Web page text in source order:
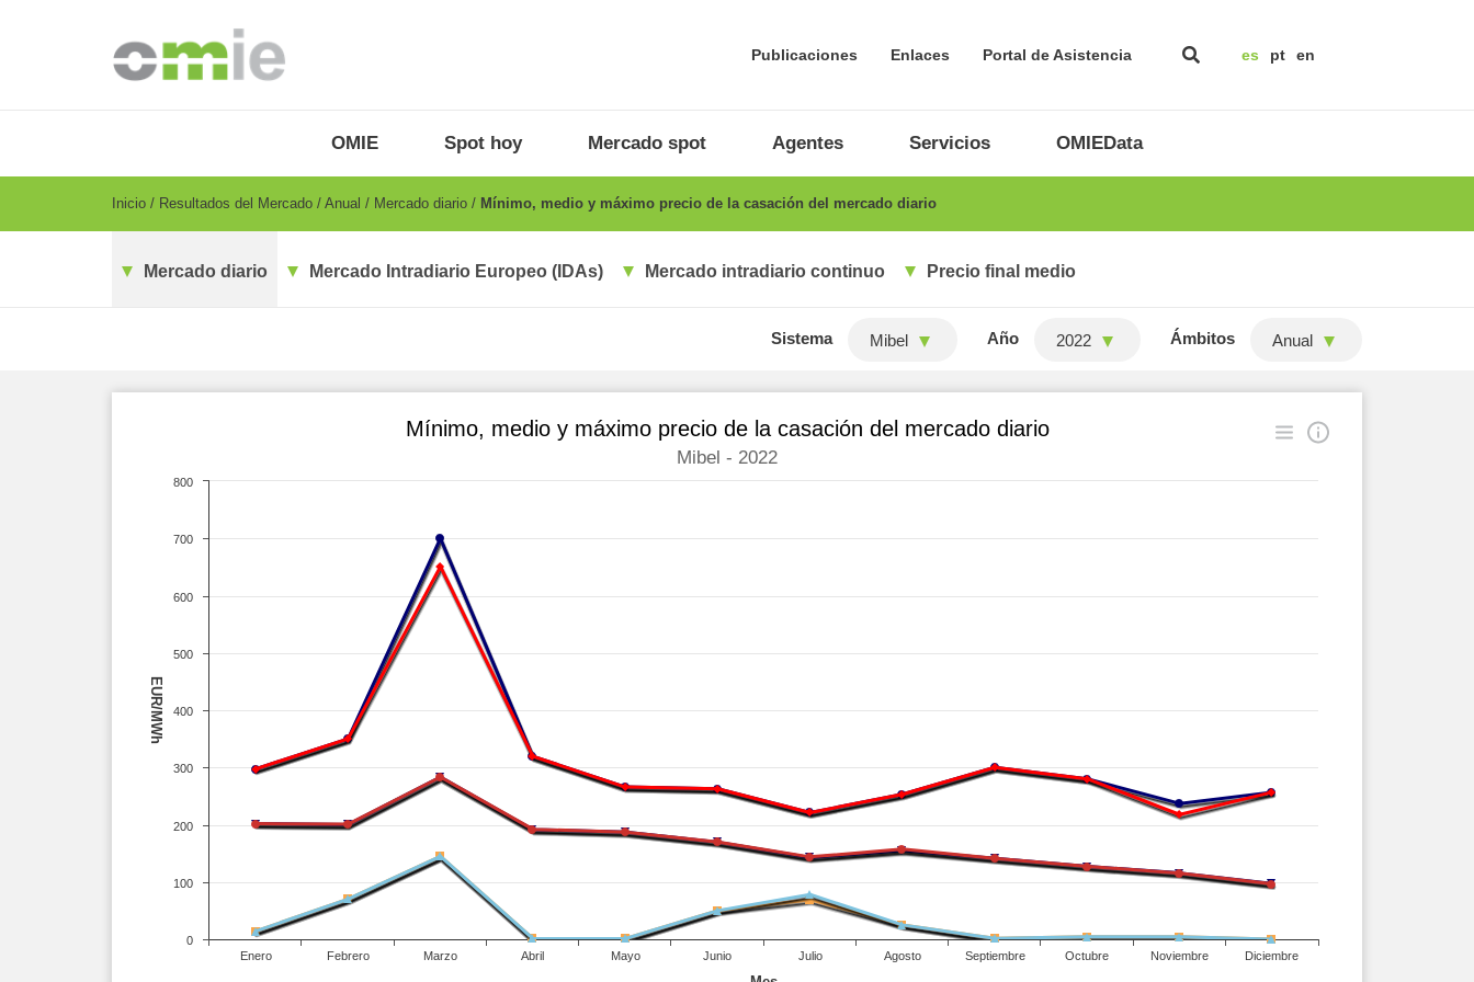
Publicaciones Enlaces Portal de Asistencia es pt en
ES
OMIE Spot hoy Mercado spot Agentes Servicios OMIEData
Breadcrumb
Inicio Resultados del Mercado Anual Mercado diario Mínimo, medio y máximo precio de la casación del mercado diario
Mercado diario Mercado Intradiario Europeo (IDAs) Mercado intradiario continuo Precio final medio
Sistema Mibel Año 2022 Ámbitos Anual
EUR/MWh
Mínimo, medio y máximo precio de la casación del mercado diario
Mibel - 2022
Enero Febrero Marzo Abril Mayo Junio Julio Agosto Septiembre Octubre Noviembre Diciembre
0
100
200
300
400
500
600
700
800